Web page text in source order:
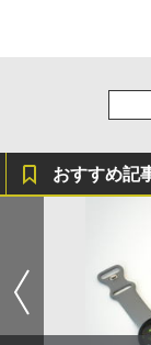
おすすめ記